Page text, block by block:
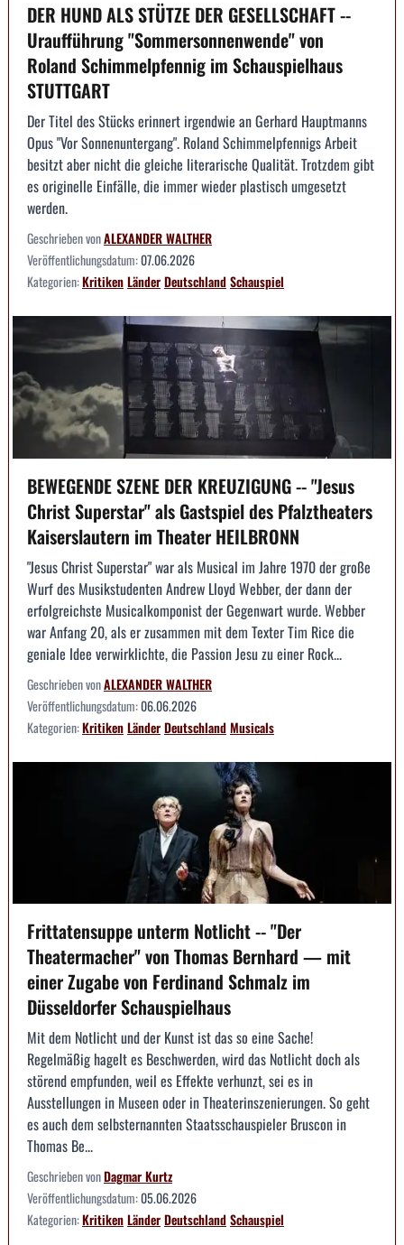
DER HUND ALS STÜTZE DER GESELLSCHAFT --
Uraufführung "Sommersonnenwende" von
Roland Schimmelpfennig im Schauspielhaus
STUTTGART
Der Titel des Stücks erinnert irgendwie an Gerhard Hauptmanns
Opus "Vor Sonnenuntergang". Roland Schimmelpfennigs Arbeit
besitzt aber nicht die gleiche literarische Qualität. Trotzdem gibt
es originelle Einfälle, die immer wieder plastisch umgesetzt
werden.
Geschrieben vonALEXANDER WALTHER
Veröffentlichungsdatum:07.06.2026
Kategorien:KritikenLänderDeutschlandSchauspiel
BEWEGENDE SZENE DER KREUZIGUNG -- "Jesus
Christ Superstar" als Gastspiel des Pfalztheaters
Kaiserslautern im Theater HEILBRONN
"Jesus Christ Superstar" war als Musical im Jahre 1970 der große
Wurf des Musikstudenten Andrew Lloyd Webber, der dann der
erfolgreichste Musicalkomponist der Gegenwart wurde. Webber
war Anfang 20, als er zusammen mit dem Texter Tim Rice die
geniale Idee verwirklichte, die Passion Jesu zu einer Rock...
Geschrieben vonALEXANDER WALTHER
Veröffentlichungsdatum:06.06.2026
Kategorien:KritikenLänderDeutschlandMusicals
Frittatensuppe unterm Notlicht -- "Der
Theatermacher" von Thomas Bernhard — mit
einer Zugabe von Ferdinand Schmalz im
Düsseldorfer Schauspielhaus
Mit dem Notlicht und der Kunst ist das so eine Sache!
Regelmäßig hagelt es Beschwerden, wird das Notlicht doch als
störend empfunden, weil es Effekte verhunzt, sei es in
Ausstellungen in Museen oder in Theaterinszenierungen. So geht
es auch dem selbsternannten Staatsschauspieler Bruscon in
Thomas Be...
Geschrieben vonDagmar Kurtz
Veröffentlichungsdatum:05.06.2026
Kategorien:KritikenLänderDeutschlandSchauspiel